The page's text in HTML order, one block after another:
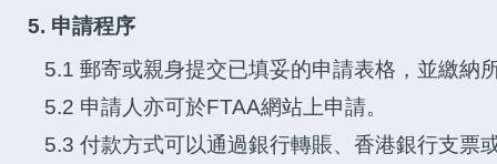
5. 申請程序
5.1 郵寄或親身提交已填妥的申請表格，並繳納
5.2 申請人亦可於FTAA網站上申請。
5.3 付款方式可以通過銀行轉賬、香港銀行支票